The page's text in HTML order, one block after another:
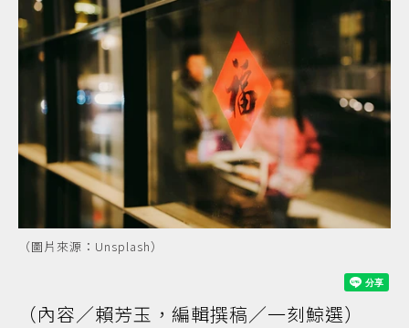
（圖片來源：Unsplash）
（內容／賴芳玉，編輯撰稿／一刻鯨選）